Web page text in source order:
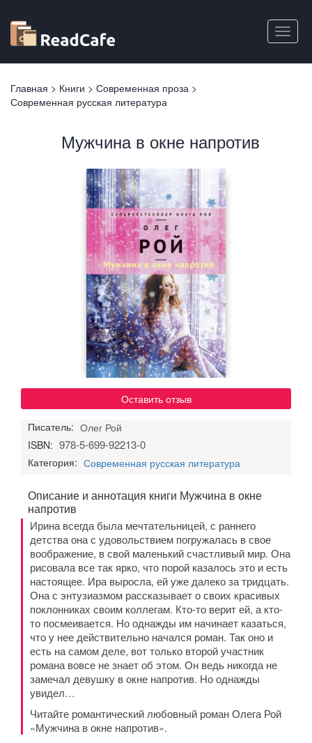
основному
содержанию
Toggle
Вы
здесь
Главная > Книги > Современная проза >
Современная русская литература
Мужчина в окне напротив
Оставить отзыв
Писатель: Олег Рой
ISBN: 978-5-699-92213-0
Категория: Современная русская литература
Описание и аннотация книги Мужчина в окне
напротив
Ирина всегда была мечтательницей, с раннего
детства она с удовольствием погружалась в свое
воображение, в свой маленький счастливый мир. Она
рисовала все так ярко, что порой казалось это и есть
настоящее. Ира выросла, ей уже далеко за тридцать.
Она с энтузиазмом рассказывает о своих красивых
поклонниках своим коллегам. Кто-то верит ей, а кто-
то посмеивается. Но однажды им начинает казаться,
что у нее действительно начался роман. Так оно и
есть на самом деле, вот только второй участник
романа вовсе не знает об этом. Он ведь никогда не
замечал девушку в окне напротив. Но однажды
увидел…
Читайте романтический любовный роман Олега Рой
«Мужчина в окне напротив».